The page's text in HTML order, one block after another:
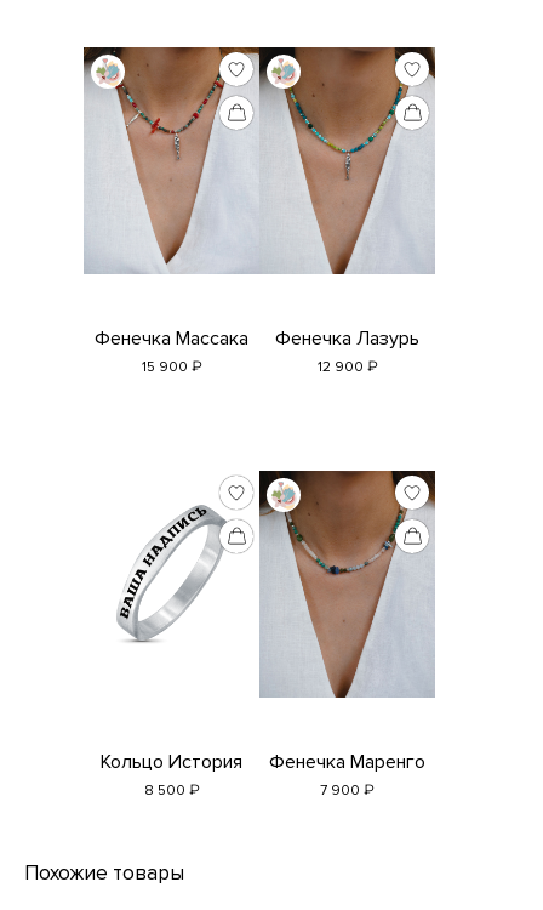
Фенечка Массака
15 900 ₽
Фенечка Лазурь
12 900 ₽
Кольцо История
8 500 ₽
Фенечка Маренго
7 900 ₽
Похожие товары